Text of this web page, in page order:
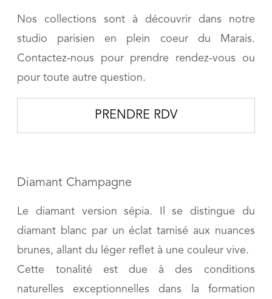
Nos collections sont à découvrir dans notre
studio parisien en plein coeur du Marais.
Contactez-nous pour prendre rendez-vous ou
pour toute autre question.
PRENDRE RDV
Diamant Champagne
Le diamant version sépia. Il se distingue du
diamant blanc par un éclat tamisé aux nuances
brunes, allant du léger reflet à une couleur vive.
Cette tonalité est due à des conditions
naturelles exceptionnelles dans la formation